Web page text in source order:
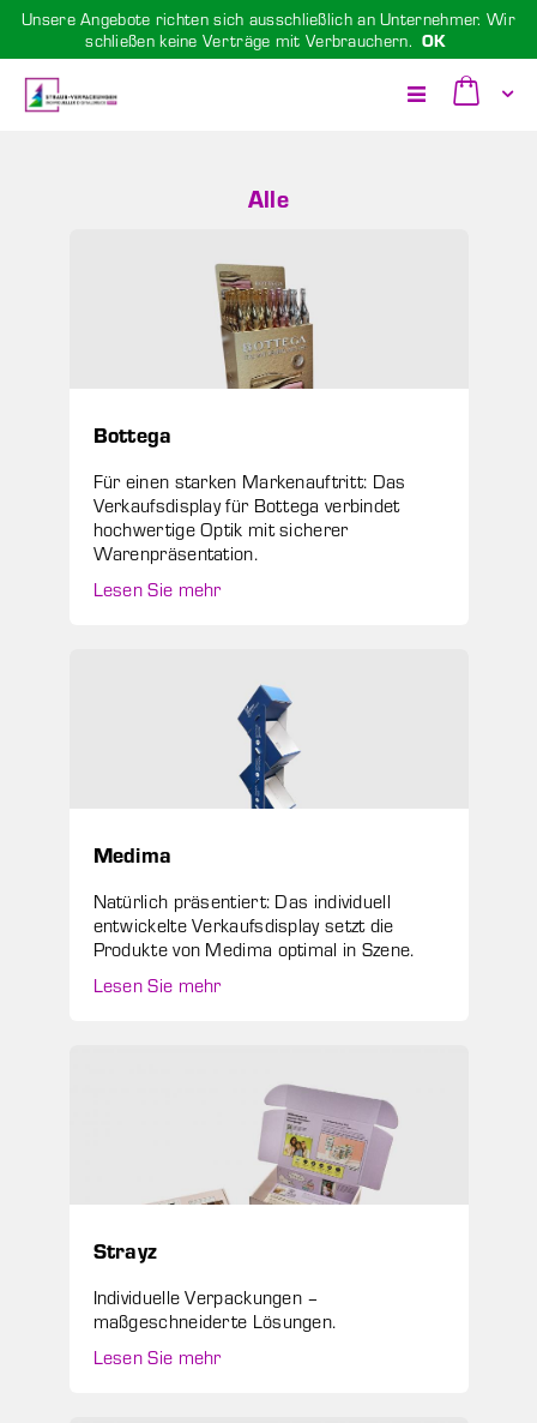
Unsere Angebote richten sich ausschließlich an Unternehmer. Wir
schließen keine Verträge mit Verbrauchern. OK
Inhalt
springen
Cart
Alle
Bottega
Für einen starken Markenauftritt: Das
Verkaufsdisplay für Bottega verbindet
hochwertige Optik mit sicherer
Warenpräsentation.
Lesen Sie mehr
Medima
Natürlich präsentiert: Das individuell
entwickelte Verkaufsdisplay setzt die
Produkte von Medima optimal in Szene.
Lesen Sie mehr
Strayz
Individuelle Verpackungen –
maßgeschneiderte Lösungen.
Lesen Sie mehr